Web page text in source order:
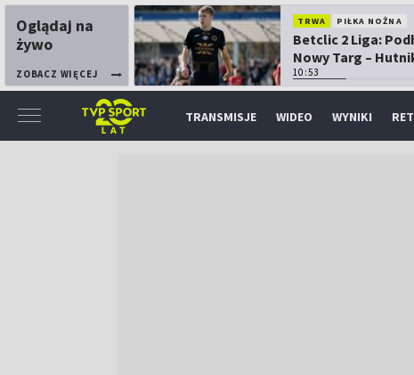
Oglądaj na
żywo
ZOBACZ WIĘCEJ
TRWA PIŁKA NOŻNA
Betclic 2 Liga:
Nowy Targ –
Kraków
10:53
TRANSMISJE WIDEO WYNIKI